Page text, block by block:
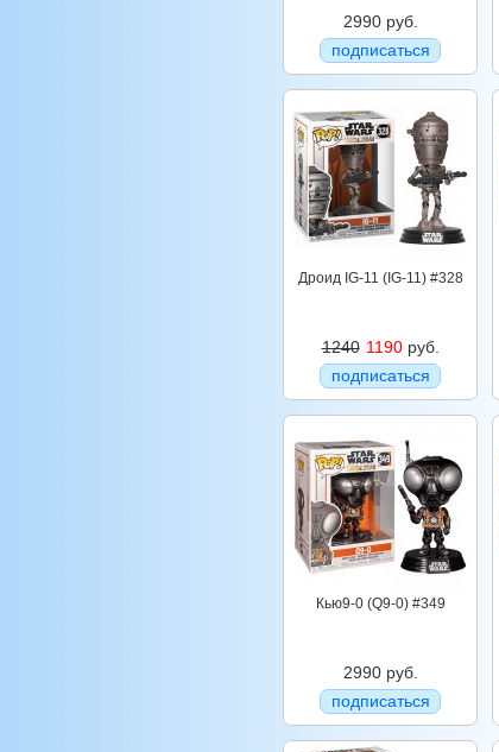
2990 руб.
подписаться
Дроид IG-11 (IG-11) #328
1240 1190руб.
подписаться
Кью9-0 (Q9-0) #349
2990 руб.
подписаться